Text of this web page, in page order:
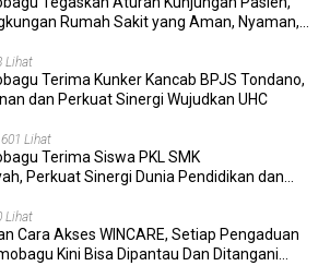
Rumah Sakit yang Aman, Nyaman,
Lihat
Terima Kunker Kancab BPJS Tondano,
dan Perkuat Sinergi Wujudkan UHC
601 Lihat
Terima Siswa PKL SMK
Perkuat Sinergi Dunia Pendidikan dan
Lihat
Cara Akses WINCARE, Setiap Pengaduan
Kini Bisa Dipantau Dan Ditangani